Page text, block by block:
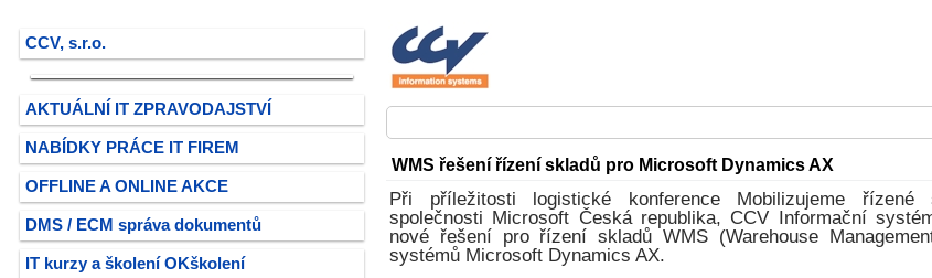
CCV, s.r.o.
AKTUÁLNÍ IT ZPRAVODAJSTVÍ
NABÍDKY PRÁCE IT FIREM
OFFLINE A ONLINE AKCE
DMS / ECM správa dokumentů
IT kurzy a školení OKškolení
WMS řešení řízení skladů pro Microsoft Dynamics AX
Při příležitosti logistické konference Mobilizujeme řízené
společnosti Microsoft Česká republika, CCV Informační
nové řešení pro řízení skladů WMS (Warehouse
systémů Microsoft Dynamics AX.